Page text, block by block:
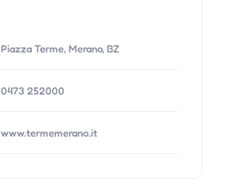
Piazza Terme, Merano, BZ
0473 252000
www.termemerano.it